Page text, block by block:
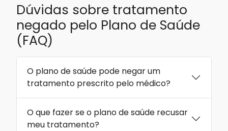
Dúvidas sobre tratamento
negado pelo Plano de Saúde
(FAQ)
O plano de saúde pode negar um
tratamento prescrito pelo médico?
O que fazer se o plano de saúde recusar
meu tratamento?